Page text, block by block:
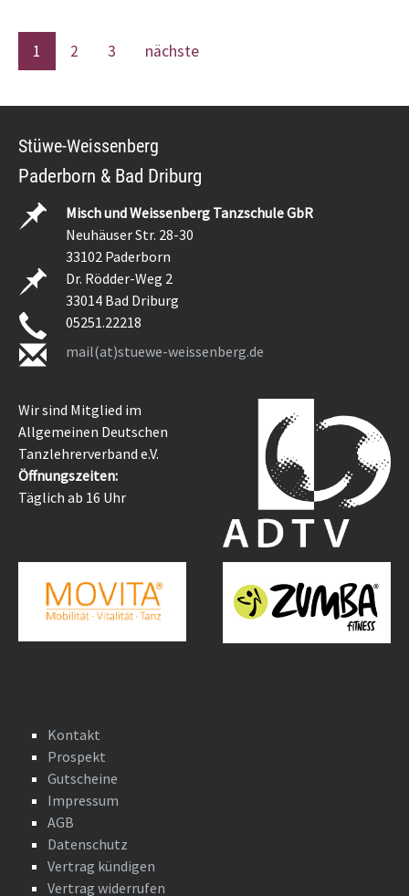
1 2 3 nächste
Stüwe-Weissenberg
Paderborn & Bad Driburg
Misch und Weissenberg Tanzschule GbR
Neuhäuser Str. 28-30
33102 Paderborn
Dr. Rödder-Weg 2
33014 Bad Driburg
05251.22218
mail(at)stuewe-weissenberg.de
Wir sind Mitglied im
Allgemeinen Deutschen
Tanzlehrerverband e.V.
Öffnungszeiten:
Täglich ab 16 Uhr
Kontakt
Prospekt
Gutscheine
Impressum
AGB
Datenschutz
Vertrag kündigen
Vertrag widerrufen